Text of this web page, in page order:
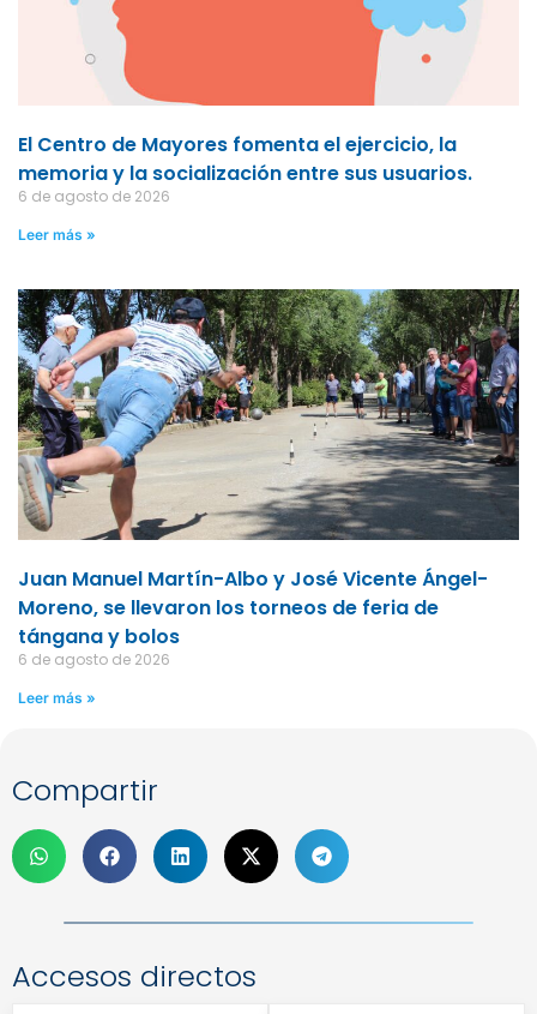
El Centro de Mayores fomenta el ejercicio, la
memoria y la socialización entre sus usuarios.
6 de agosto de 2026
Leer más »
Juan Manuel Martín-Albo y José Vicente Ángel-
Moreno, se llevaron los torneos de feria de
tángana y bolos
6 de agosto de 2026
Leer más »
Compartir
Accesos directos